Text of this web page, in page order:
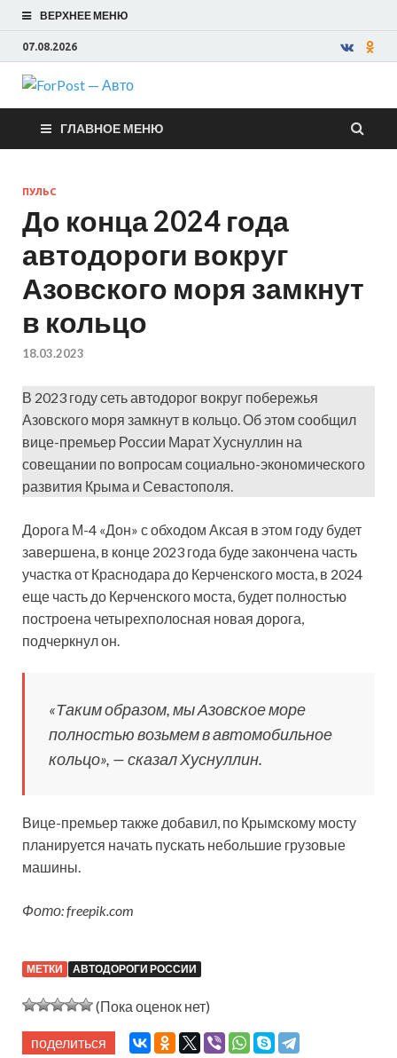
ВЕРХНЕЕ МЕНЮ
07.08.2026
ForPost —
Авто
ГЛАВНОЕ МЕНЮ
ПУЛЬС
До конца 2024 года
автодороги вокруг
Азовского моря замкнут
в кольцо
18.03.2023
В 2023 году сеть автодорог вокруг побережья
Азовского моря замкнут в кольцо. Об этом сообщил
вице-премьер России Марат Хуснуллин на
совещании по вопросам социально-экономического
развития Крыма и Севастополя.
Дорога М-4 «Дон» с обходом Аксая в этом году будет
завершена, в конце 2023 года буде закончена часть
участка от Краснодара до Керченского моста, в 2024
еще часть до Керченского моста, будет полностью
построена четырехполосная новая дорога,
подчеркнул он.
«Таким образом, мы Азовское море
полностью возьмем в автомобильное
кольцо», — сказал Хуснуллин.
Вице-премьер также добавил, по Крымскому мосту
планируется начать пускать небольшие грузовые
машины.
Фото: freepik.com
МЕТКИ АВТОДОРОГИ РОССИИ
(Пока оценок нет)
поделиться